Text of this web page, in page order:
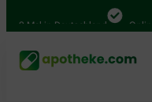
Mal in Deutschland Online